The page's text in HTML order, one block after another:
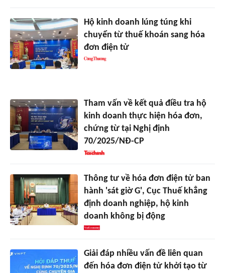
Hộ kinh doanh lúng túng khi
chuyển từ thuế khoán sang hóa
đơn điện tử
Tham vấn về kết quả điều tra hộ
kinh doanh thực hiện hóa đơn,
chứng từ tại Nghị định
70/2025/NĐ-CP
Thông tư về hóa đơn điện tử ban
hành 'sát giờ G', Cục Thuế khẳng
định doanh nghiệp, hộ kinh
doanh không bị động
Giải đáp nhiều vấn đề liên quan
đến hóa đơn điện tử khởi tạo từ